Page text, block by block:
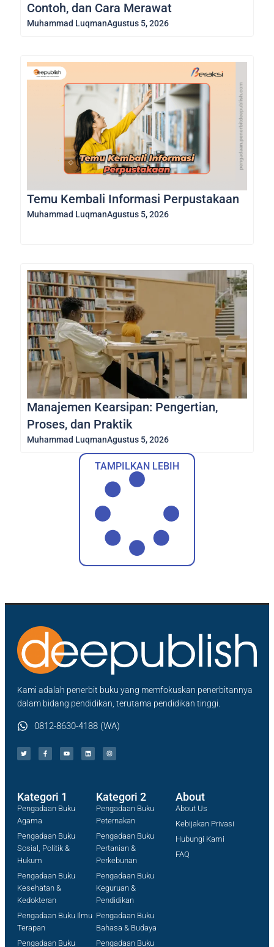
Contoh, dan Cara Merawat
Muhammad LuqmanAgustus 5, 2026
Temu Kembali Informasi Perpustakaan
Muhammad LuqmanAgustus 5, 2026
Manajemen Kearsipan: Pengertian,
Proses, dan Praktik
Muhammad LuqmanAgustus 5, 2026
TAMPILKAN LEBIH
Kami adalah penerbit buku yang memfokuskan penerbitannya
dalam bidang pendidikan, terutama pendidikan tinggi.
0812-8630-4188 (WA)
Kategori 1
Pengadaan Buku
Agama
Pengadaan Buku
Sosial, Politik &
Hukum
Pengadaan Buku
Kesehatan &
Kedokteran
Pengadaan Buku Ilmu
Terapan
Pengadaan Buku
Kategori 2
Pengadaan Buku
Peternakan
Pengadaan Buku
Pertanian &
Perkebunan
Pengadaan Buku
Keguruan &
Pendidikan
Pengadaan Buku
Bahasa & Budaya
Pengadaan Buku
About
About Us
Kebijakan Privasi
Hubungi Kami
FAQ